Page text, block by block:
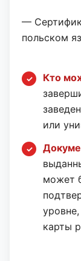
—
польском
Кто
или
может
карты